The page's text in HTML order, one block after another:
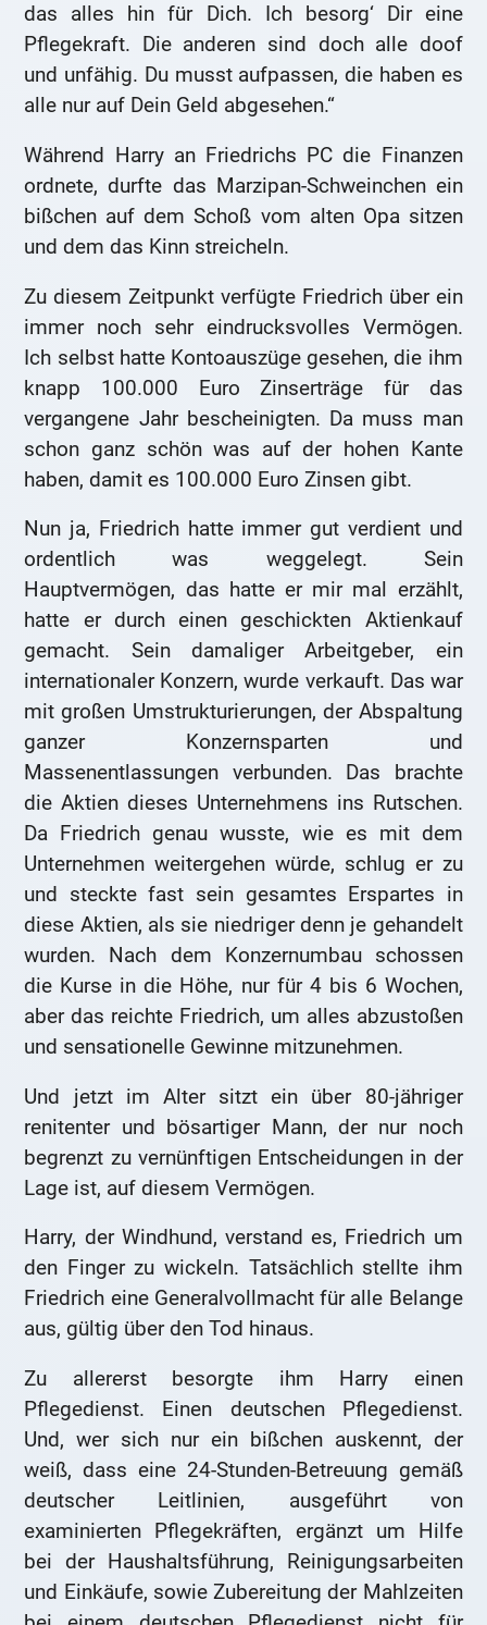
das alles hin für Dich. Ich besorg‘ Dir eine
Pflegekraft. Die anderen sind doch alle doof
und unfähig. Du musst aufpassen, die haben es
alle nur auf Dein Geld abgesehen.“
Während Harry an Friedrichs PC die Finanzen
ordnete, durfte das Marzipan-Schweinchen ein
bißchen auf dem Schoß vom alten Opa sitzen
und dem das Kinn streicheln.
Zu diesem Zeitpunkt verfügte Friedrich über ein
immer noch sehr eindrucksvolles Vermögen.
Ich selbst hatte Kontoauszüge gesehen, die ihm
knapp 100.000 Euro Zinserträge für das
vergangene Jahr bescheinigten. Da muss man
schon ganz schön was auf der hohen Kante
haben, damit es 100.000 Euro Zinsen gibt.
Nun ja, Friedrich hatte immer gut verdient und
ordentlich was weggelegt. Sein
Hauptvermögen, das hatte er mir mal erzählt,
hatte er durch einen geschickten Aktienkauf
gemacht. Sein damaliger Arbeitgeber, ein
internationaler Konzern, wurde verkauft. Das war
mit großen Umstrukturierungen, der Abspaltung
ganzer Konzernsparten und
Massenentlassungen verbunden. Das brachte
die Aktien dieses Unternehmens ins Rutschen.
Da Friedrich genau wusste, wie es mit dem
Unternehmen weitergehen würde, schlug er zu
und steckte fast sein gesamtes Erspartes in
diese Aktien, als sie niedriger denn je gehandelt
wurden. Nach dem Konzernumbau schossen
die Kurse in die Höhe, nur für 4 bis 6 Wochen,
aber das reichte Friedrich, um alles abzustoßen
und sensationelle Gewinne mitzunehmen.
Und jetzt im Alter sitzt ein über 80-jähriger
renitenter und bösartiger Mann, der nur noch
begrenzt zu vernünftigen Entscheidungen in der
Lage ist, auf diesem Vermögen.
Harry, der Windhund, verstand es, Friedrich um
den Finger zu wickeln. Tatsächlich stellte ihm
Friedrich eine Generalvollmacht für alle Belange
aus, gültig über den Tod hinaus.
Zu allererst besorgte ihm Harry einen
Pflegedienst. Einen deutschen Pflegedienst.
Und, wer sich nur ein bißchen auskennt, der
weiß, dass eine 24-Stunden-Betreuung gemäß
deutscher Leitlinien, ausgeführt von
examinierten Pflegekräften, ergänzt um Hilfe
bei der Haushaltsführung, Reinigungsarbeiten
und Einkäufe, sowie Zubereitung der Mahlzeiten